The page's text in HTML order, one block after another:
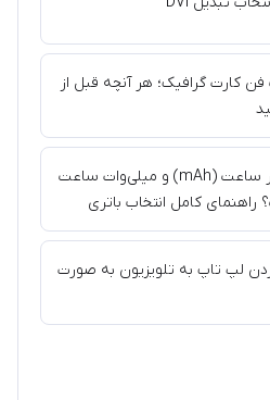
فن کارت گرافیک؛ هر آنچه قبل از
تفاوت میلی‌آمپر ساعت (mAh) و میلی‌وات ساعت
لپ تاپ به تلویزیون به صورت